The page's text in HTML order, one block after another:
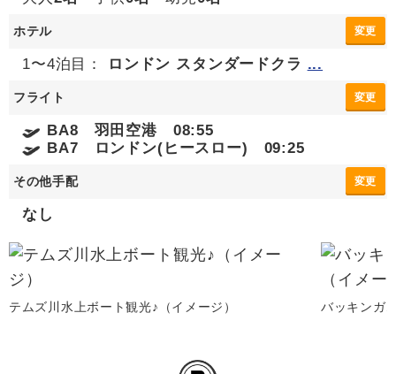
ホテル 変更
1〜4泊目： ロンドン スタンダードクラ ...
フライト 変更
BA8 羽田空港 08:55
BA7 ロンドン(ヒースロー) 09:25
その他手配 変更
なし
テムズ川水上ボート観光♪（イメージ） バッキンガ